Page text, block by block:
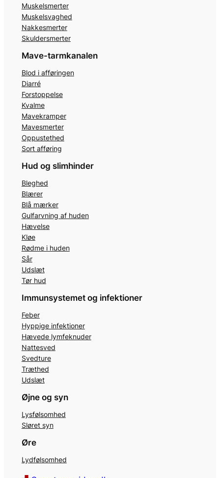
Muskelsmerter
Muskelsvaghed
Nakkesmerter
Skuldersmerter
Mave-tarmkanalen
Blod i afføringen
Diarré
Forstoppelse
Kvalme
Mavekramper
Mavesmerter
Oppustethed
Sort afføring
Hud og slimhinder
Bleghed
Blærer
Blå mærker
Gulfarvning af huden
Hævelse
Kløe
Rødme i huden
Sår
Udslæt
Tør hud
Immunsystemet og infektioner
Feber
Hyppige infektioner
Hævede lymfeknuder
Nattesved
Svedture
Træthed
Udslæt
Øjne og syn
Lysfølsomhed
Sløret syn
Øre
Lydfølsomhed